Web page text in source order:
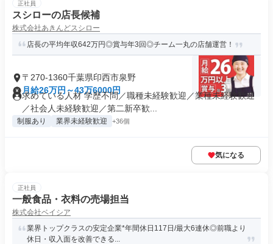
正社員
スシローの店長候補
株式会社あきんどスシロー
店長の平均年収642万円◎賞与年3回◎チーム一丸の店舗運営！
〒270-1360千葉県印西市泉野
月給26万円～43万6000円
求めている人材 学歴不問／職種未経験歓迎／業種未経験歓迎
／社会人未経験歓迎／第二新卒歓...
制服あり 業界未経験歓迎 +36個
気になる
正社員
一般食品・衣料の売場担当
株式会社ベイシア
業界トップクラスの安定企業*年間休日117日/最大6連休◎前職より
休日・収入面を改善できる...